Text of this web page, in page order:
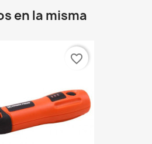
en la misma
favorite_border